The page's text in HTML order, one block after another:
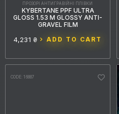
ПРОЗОРІ АНТИГРАВІЙНІ ПЛІВКИ
KYBERTANE PPF ULTRA
GLOSS 1.53 M GLOSSY ANTI-
GRAVEL FILM
4,231 ₴ ADD TO CART
CODE: 16887